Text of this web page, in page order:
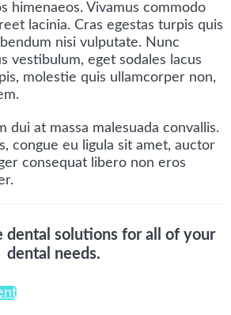
himenaeos. Vivamus commodo
lacinia. Cras egestas turpis quis
nisi vulputate. Nunc
vestibulum, eget sodales lacus
molestie quis ullamcorper non,
dui at massa malesuada convallis.
congue eu ligula sit amet, auctor
consequat libero non eros
dental solutionsfor all of your
dental needs.